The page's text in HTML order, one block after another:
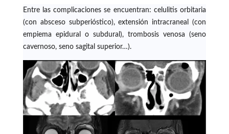
Entre las complicaciones se encuentran: celulitis orbitaria
(con absceso subperióstico), extensión intracraneal (con
empiema epidural o subdural), trombosis venosa (seno
cavernoso, seno sagital superior…).